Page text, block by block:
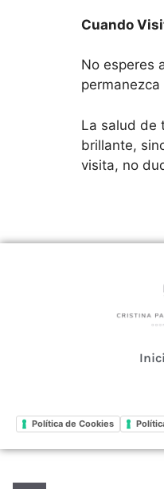
Cuando
No esperes
La salud de
brillante,
visita, no
Política de Cookies